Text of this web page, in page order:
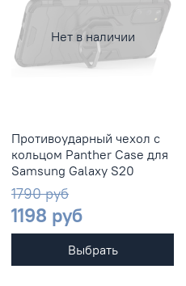
Нет в наличии
Противоударный чехол с
кольцом Panther Case для
Samsung Galaxy S20
1790 руб
1198 руб
Выбрать